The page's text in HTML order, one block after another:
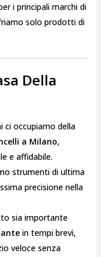
i principali marchi di
solo prodotti di
Della
ci occupiamo della
a Milano,
e affidabile.
strumenti di ultima
precisione nella
sia importante
in tempi brevi,
veloce senza